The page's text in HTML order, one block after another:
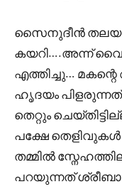
സൈനുദീൻ
കയറി….അന്ന്
എത്തിച്ചു…
ഹൃദയം
തെറ്റും
പക്ഷേ
തമ്മിൽ
പറയുന്നത് ശ്രീബാല